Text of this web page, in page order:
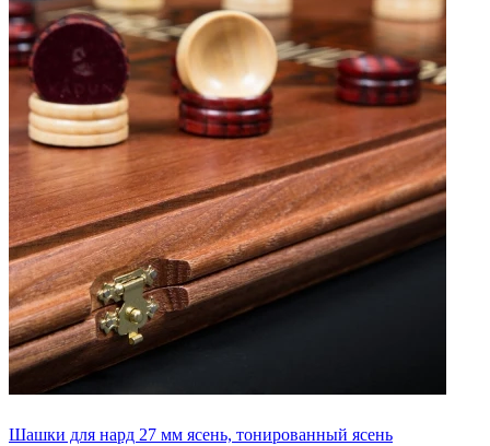
Шашки для нард 27 мм ясень, тонированный ясень